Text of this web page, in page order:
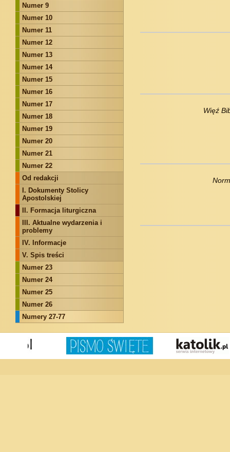
Numer 9
Numer 10
Numer 11
Numer 12
Numer 13
Numer 14
Numer 15
Numer 16
Numer 17
Numer 18
Numer 19
Numer 20
Numer 21
Numer 22
Od redakcji
I. Dokumenty Stolicy
Apostolskiej
II. Formacja liturgiczna
III. Aktualne wydarzenia i
problemy
IV. Informacje
V. Spis treści
Numer 23
Numer 24
Numer 25
Numer 26
Numery 27-77
Więź